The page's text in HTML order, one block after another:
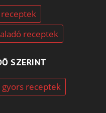
receptek
SZERINT
gyors receptek